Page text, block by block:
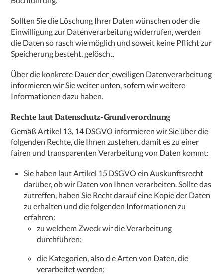
Sollten Sie die Löschung Ihrer Daten wünschen oder die
Einwilligung zur Datenverarbeitung widerrufen, werden
die Daten so rasch wie möglich und soweit keine Pflicht zur
Speicherung besteht, gelöscht.
Über die konkrete Dauer der jeweiligen Datenverarbeitung
informieren wir Sie weiter unten, sofern wir weitere
Informationen dazu haben.
Rechte laut Datenschutz-Grundverordnung
Gemäß Artikel 13, 14 DSGVO informieren wir Sie über die
folgenden Rechte, die Ihnen zustehen, damit es zu einer
fairen und transparenten Verarbeitung von Daten kommt:
Sie haben laut Artikel 15 DSGVO ein Auskunftsrecht
darüber, ob wir Daten von Ihnen verarbeiten. Sollte das
zutreffen, haben Sie Recht darauf eine Kopie der Daten
zu erhalten und die folgenden Informationen zu
erfahren:
zu welchem Zweck wir die Verarbeitung
durchführen;
die Kategorien, also die Arten von Daten, die
verarbeitet werden;